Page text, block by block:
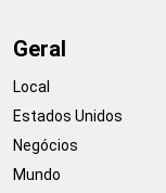
Geral
Local
Estados Unidos
Negócios
Mundo